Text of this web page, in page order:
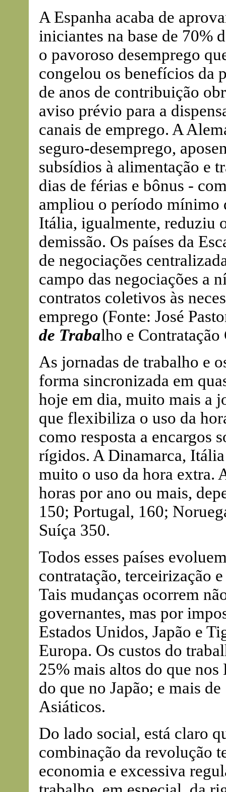
A Espanha acaba de
iniciantes na base de 70%
o pavoroso desemprego
congelou os benefícios da
de anos de contribuição
aviso prévio para a
canais de emprego. A
seguro-desemprego,
subsídios à alimentação e
dias de férias e bônus -
ampliou o período mínimo
Itália, igualmente, reduziu
demissão. Os países da
de negociações
campo das negociações a
contratos coletivos às
emprego (Fonte: José
de Trabalho e
As jornadas de trabalho e
forma sincronizada em
hoje em dia, muito mais a
que flexibiliza o uso da
como resposta a encargos
rígidos. A Dinamarca,
muito o uso da hora extra.
horas por ano ou mais,
150; Portugal, 160;
Suíça 350.
Todos esses países
contratação, terceirização
Tais mudanças ocorrem
governantes, mas por
Estados Unidos, Japão e
Europa. Os custos do
25% mais altos do que
do que no Japão; e mais
Asiáticos.
Do lado social, está claro
combinação da revolução
economia e excessiva